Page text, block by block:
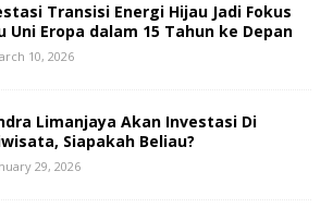
Transisi Energi Hijau Jadi Fokus
Uni Eropa dalam 15 Tahun ke Depan
10, 2026
Limanjaya Akan Investasi Di
Siapakah Beliau?
29, 2026